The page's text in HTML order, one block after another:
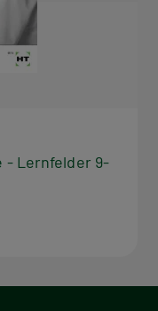
- Lernfelder 9-